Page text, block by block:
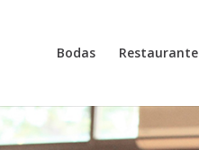
Bodas Restaurante